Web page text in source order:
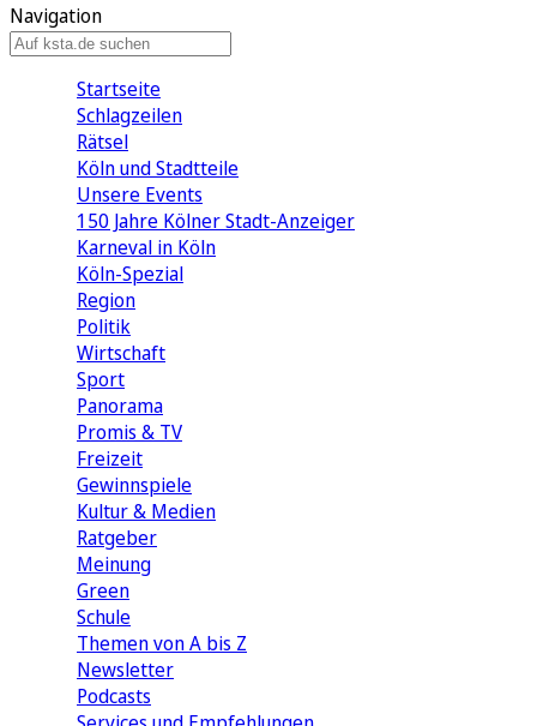
Navigation
Startseite
Schlagzeilen
Rätsel
Köln und Stadtteile
Unsere Events
150 Jahre Kölner Stadt-Anzeiger
Karneval in Köln
Köln-Spezial
Region
Politik
Wirtschaft
Sport
Panorama
Promis & TV
Freizeit
Gewinnspiele
Kultur & Medien
Ratgeber
Meinung
Green
Schule
Themen von A bis Z
Newsletter
Podcasts